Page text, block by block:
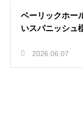
ベーリックホー
いスパニッシュ
2026.06.07